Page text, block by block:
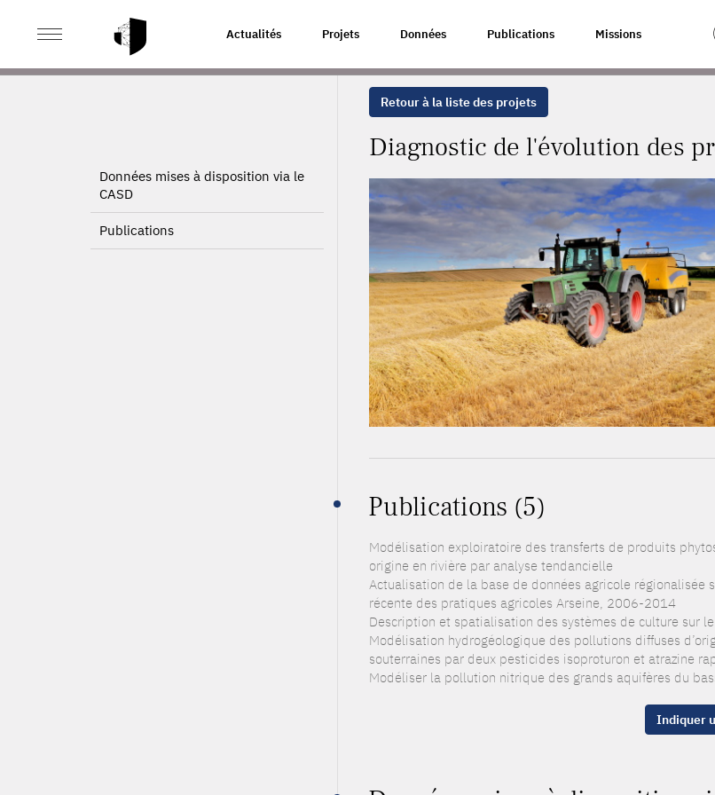
Actualités Projets Données Publications Missions
ACCUEIL DIAGNOSTIC DE L'ÉVOLUTION DES PRESSIONS AGRICOLES
Données mises à disposition via le
CASD
Publications
Retour à la liste des projets
Diagnostic de l'évolution des
Publications (5)
Modélisation exploiratoire des transferts de produits
origine en rivière par analyse tendancielle
Actualisation de la base de données agricole régionalisée
récente des pratiques agricoles Arseine, 2006-2014
Description et spatialisation des systèmes de culture sur
Modélisation hydrogéologique des pollutions diffuses
souterraines par deux pesticides isoproturon et atrazine
Modéliser la pollution nitrique des grands aquifères du
Indiquer